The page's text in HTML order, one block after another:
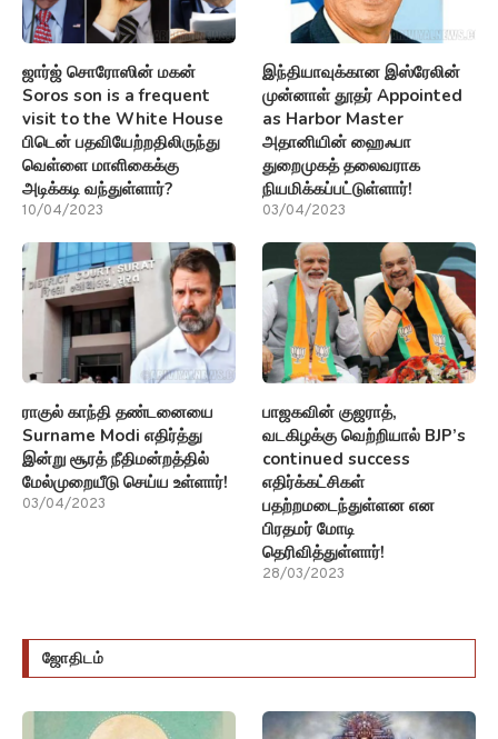
ஜார்ஜ் சொரோஸின் மகன்
Soros son is a frequent
visit to the White House
பிடென் பதவியேற்றதிலிருந்து
வெள்ளை மாளிகைக்கு
அடிக்கடி வந்துள்ளார்?
10/04/2023
இந்தியாவுக்கான இஸ்ரேலின்
முன்னாள் தூதர் Appointed
as Harbor Master
அதானியின் ஹைஃபா
துறைமுகத் தலைவராக
நியமிக்கப்பட்டுள்ளார்!
03/04/2023
ராகுல் காந்தி தண்டனையை
Surname Modi எதிர்த்து
இன்று சூரத் நீதிமன்றத்தில்
மேல்முறையீடு செய்ய உள்ளார்!
03/04/2023
பாஜகவின் குஜராத்,
வடகிழக்கு வெற்றியால் BJP’s
continued success
எதிர்க்கட்சிகள்
பதற்றமடைந்துள்ளன என
பிரதமர் மோடி
தெரிவித்துள்ளார்!
28/03/2023
ஜோதிடம்